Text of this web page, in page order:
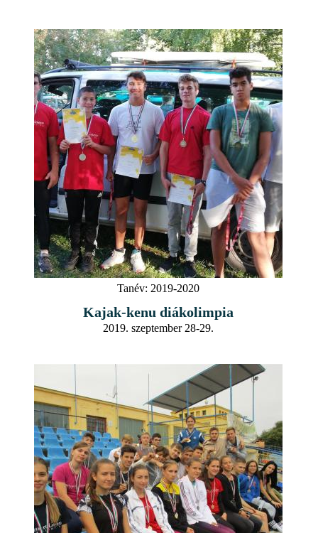
Tanév: 2019-2020
Kajak-kenu diákolimpia
2019. szeptember 28-29.